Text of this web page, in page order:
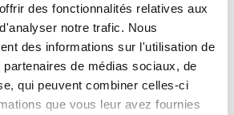
des fonctionnalités relatives aux
notre trafic. Nous
des informations sur l'utilisation de
de médias sociaux, de
qui peuvent combiner celles-ci
que vous leur avez fournies
DU PRODUIT
210921022
210921022